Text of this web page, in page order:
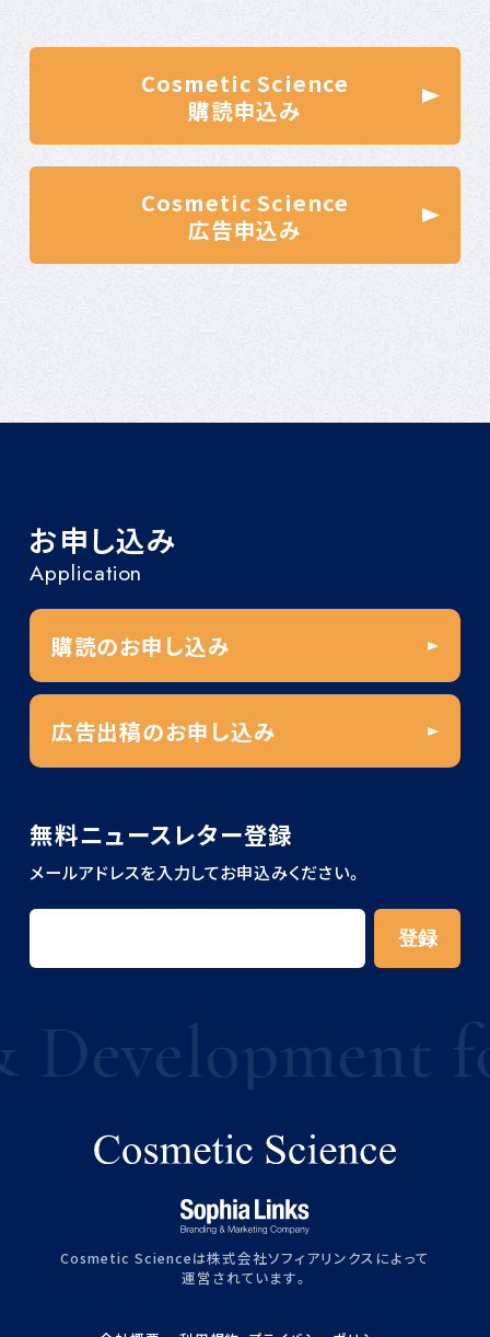
Cosmetic Science
購読申込み
Cosmetic Science
広告申込み
お申し込み
Application
購読のお申し込み
広告出稿のお申し込み
無料ニュースレター登録
メールアドレスを入力してお申込みください。
Cosmetic Scienceは株式会社ソフィアリンクスによって
運営されています。